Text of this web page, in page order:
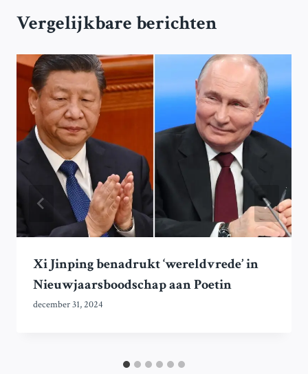
Vergelijkbare berichten
Xi Jinping benadrukt ‘wereldvrede’ in
Nieuwjaarsboodschap aan Poetin
december 31, 2024